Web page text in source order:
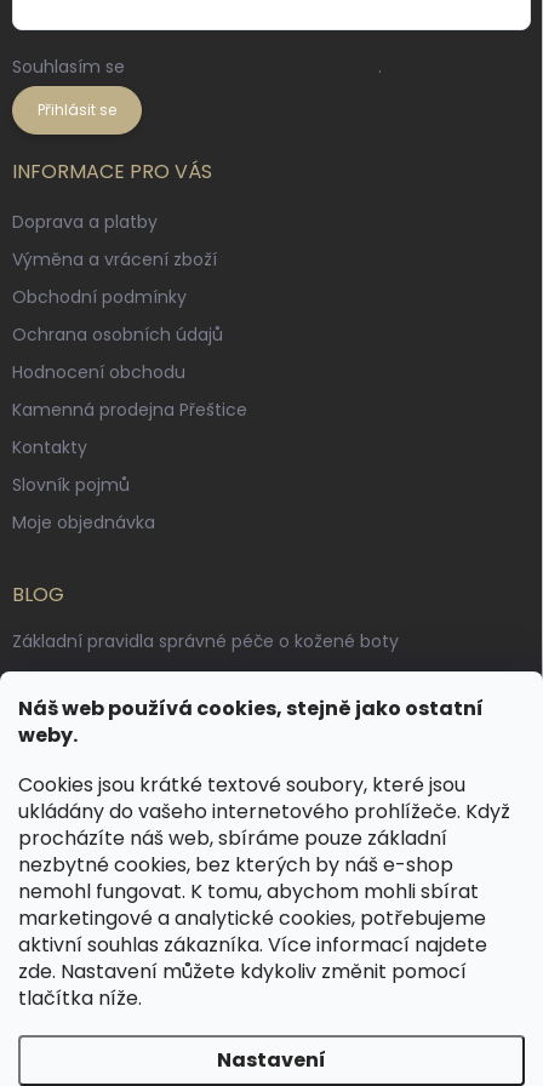
Náš web používá cookies, stejně jako ostatní
weby.
Cookies jsou krátké textové soubory, které jsou
ukládány do vašeho internetového prohlížeče. Když
procházíte náš web, sbíráme pouze základní
nezbytné cookies, bez kterých by náš e-shop
nemohl fungovat. K tomu, abychom mohli sbírat
marketingové a analytické cookies, potřebujeme
aktivní souhlas zákazníka. Více informací najdete
zde. Nastavení můžete kdykoliv změnit pomocí
tlačítka níže.
Nastavení
Souhlasím se .
Přihlásit se
INFORMACE PRO VÁS
Doprava a platby
Výměna a vrácení zboží
Obchodní podmínky
Ochrana osobních údajů
Hodnocení obchodu
Kamenná prodejna Přeštice
Kontakty
Slovník pojmů
Moje objednávka
BLOG
Základní pravidla správné péče o kožené boty
Výroba českých kožených opasků: vůně pravé kůže, dotek
řemesla
KONTAKT
dotazy@spongr.cz
+420 776 663 962
https://www.facebook.com/spongr.cz
spongr.cz